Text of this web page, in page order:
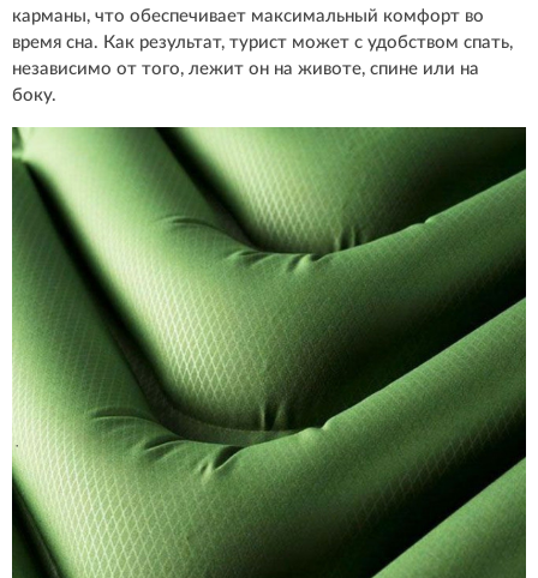
карманы, что обеспечивает максимальный комфорт во
время сна. Как результат, турист может с удобством спать,
независимо от того, лежит он на животе, спине или на
боку.